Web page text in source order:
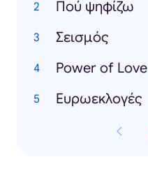
Πού ψηφίζω
Σεισμός
Power of Love
Ευρωεκλογές